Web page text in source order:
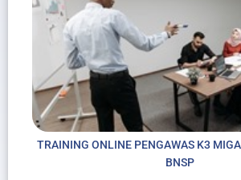
TRAINING ONLINE PENGAWAS K3
BNSP